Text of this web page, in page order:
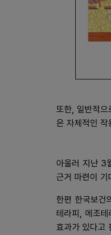
또한, 일반적
은 자체적인 작
아울러 지난 3
근거 마련이 기
한편 한국보건
테라피, 메조
효과가 있다고